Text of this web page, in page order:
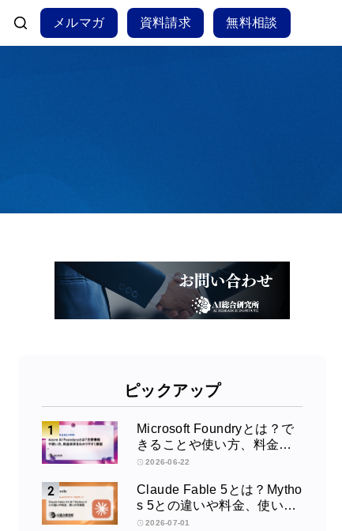
メルマガ 資料請求 無料相談
ピックアップ
Microsoft Foundryとは？で
きることや使い方、料金を
徹底解説！
2026-06-22
Claude Fable 5とは？Mytho
s 5との違いや料金、使い方
を解説
2026-07-01